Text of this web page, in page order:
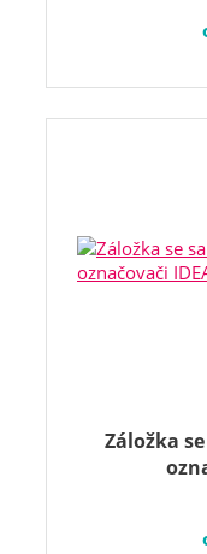
Záložka